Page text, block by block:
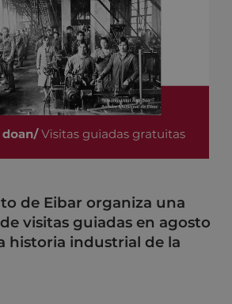
de Eibar organiza una
visitas guiadas en agosto
historia industrial de la